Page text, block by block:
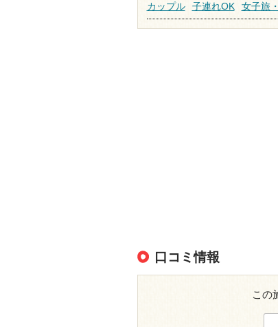
カップル
子連れOK 女子旅
口コミ情報
この